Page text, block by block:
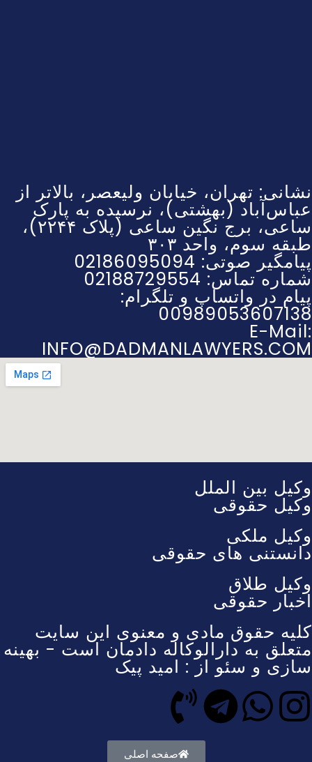
نشانی: تهران، خیابان ولیعصر، بالاتر از
عباس‌آباد (بهشتی)، نرسیده به پارک
ساعی، برج نگین ساعی (پلاک ۲۲۴۴)،
طبقه سوم، واحد ۳۰۳
پیامگیر صوتی: 02186095094
شماره تماس: 02188729554
پیام در واتساپ و تلگرام:
00989053607138
E-Mail:
INFO@DADMANLAWYERS.COM
وکیل بین الملل
وکیل حقوقی
وکیل ملکی
دانستنی های حقوقی
وکیل طلاق
اخبار حقوقی
کلیه حقوق مادی و معنوی این سایت
متعلق به دارالوکاله دادمان است - بهینه
سازی و سئو از : امید پیک
صفحه اصلی